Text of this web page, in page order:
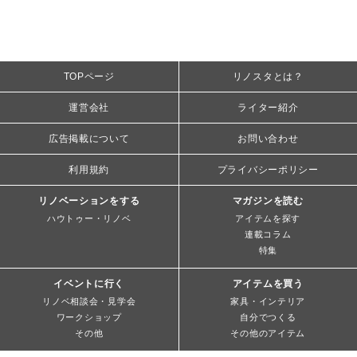
TOPページ リノスタとは？
運営会社 ライター紹介
広告掲載について お問い合わせ
利用規約 プライバシーポリシー
リノベーションをする
ハウトゥー・リノベ
マガジンを読む
アイテムを探す
連載コラム
特集
イベントに行く
リノベ相談会・見学会
ワークショップ
その他
アイテムを買う
家具・インテリア
自分でつくる
その他のアイテム